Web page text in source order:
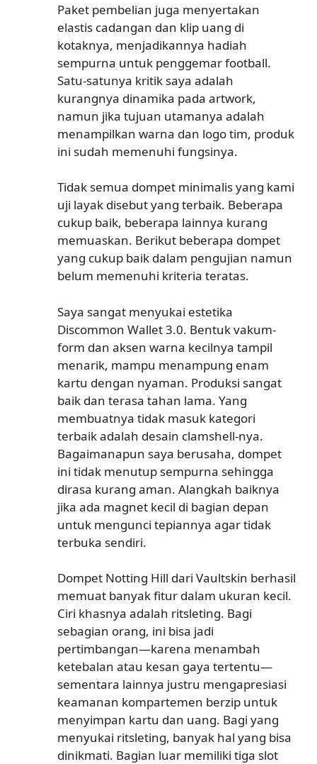
Paket pembelian juga menyertakan
elastis cadangan dan klip uang di
kotaknya, menjadikannya hadiah
sempurna untuk penggemar football.
Satu-satunya kritik saya adalah
kurangnya dinamika pada artwork,
namun jika tujuan utamanya adalah
menampilkan warna dan logo tim, produk
ini sudah memenuhi fungsinya.
Tidak semua dompet minimalis yang kami
uji layak disebut yang terbaik. Beberapa
cukup baik, beberapa lainnya kurang
memuaskan. Berikut beberapa dompet
yang cukup baik dalam pengujian namun
belum memenuhi kriteria teratas.
Saya sangat menyukai estetika
Discommon Wallet 3.0. Bentuk vakum-
form dan aksen warna kecilnya tampil
menarik, mampu menampung enam
kartu dengan nyaman. Produksi sangat
baik dan terasa tahan lama. Yang
membuatnya tidak masuk kategori
terbaik adalah desain clamshell-nya.
Bagaimanapun saya berusaha, dompet
ini tidak menutup sempurna sehingga
dirasa kurang aman. Alangkah baiknya
jika ada magnet kecil di bagian depan
untuk mengunci tepiannya agar tidak
terbuka sendiri.
Dompet Notting Hill dari Vaultskin berhasil
memuat banyak fitur dalam ukuran kecil.
Ciri khasnya adalah ritsleting. Bagi
sebagian orang, ini bisa jadi
pertimbangan—karena menambah
ketebalan atau kesan gaya tertentu—
sementara lainnya justru mengapresiasi
keamanan kompartemen berzip untuk
menyimpan kartu dan uang. Bagi yang
menyukai ritsleting, banyak hal yang bisa
dinikmati. Bagian luar memiliki tiga slot